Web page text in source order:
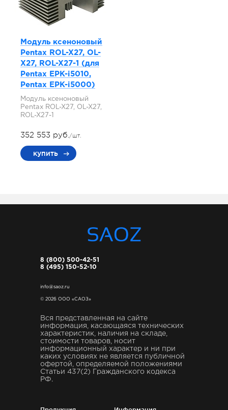
Модуль ксеноновый
Pentax ROL-X27, OL-
X27, ROL-X27-1 (для
Pentax EPK-i5010,
Pentax EPK-i5000)
Модуль ксеноновый
Pentax ROL-X27, OL-X27,
ROL-X27-1
352 553 руб./шт.
купить
8 (800) 500-42-51
8 (495) 150-52-10
info@saoz.ru
© 2026 ООО «САОЗ»
Вся представленная на сайте
информация, касающаяся технических
характеристик, наличия на складе,
стоимости товаров, носит
информационный характер и ни при
каких условиях не является публичной
офертой, определяемой положениями
Статьи 437(2) Гражданского кодекса
РФ.